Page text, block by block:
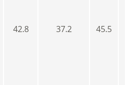
42.8 37.2 45.5